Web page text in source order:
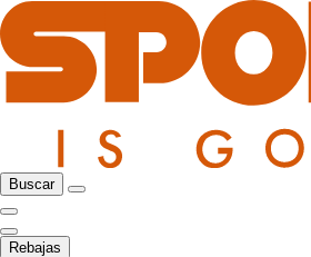
Buscar
Rebajas